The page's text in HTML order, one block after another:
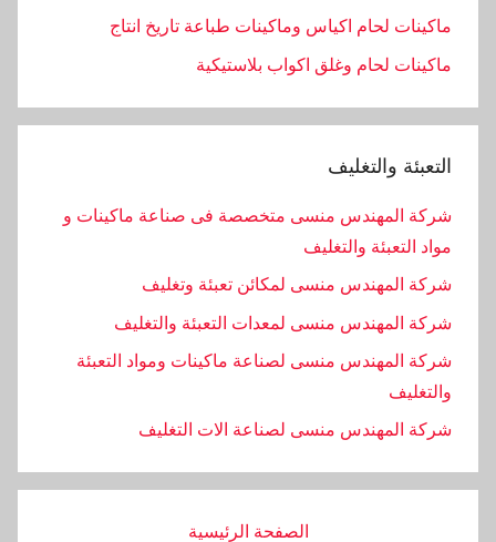
ماكينات لحام اكياس وماكينات طباعة تاريخ انتاج
ماكينات لحام وغلق اكواب بلاستيكية
التعبئة والتغليف
شركة المهندس منسى متخصصة فى صناعة ماكينات و
مواد التعبئة والتغليف
شركة المهندس منسى لمكائن تعبئة وتغليف
شركة المهندس منسى لمعدات التعبئة والتغليف
شركة المهندس منسى لصناعة ماكينات ومواد التعبئة
والتغليف
‏شركة المهندس منسى لصناعة الات التغليف
الصفحة الرئيسية